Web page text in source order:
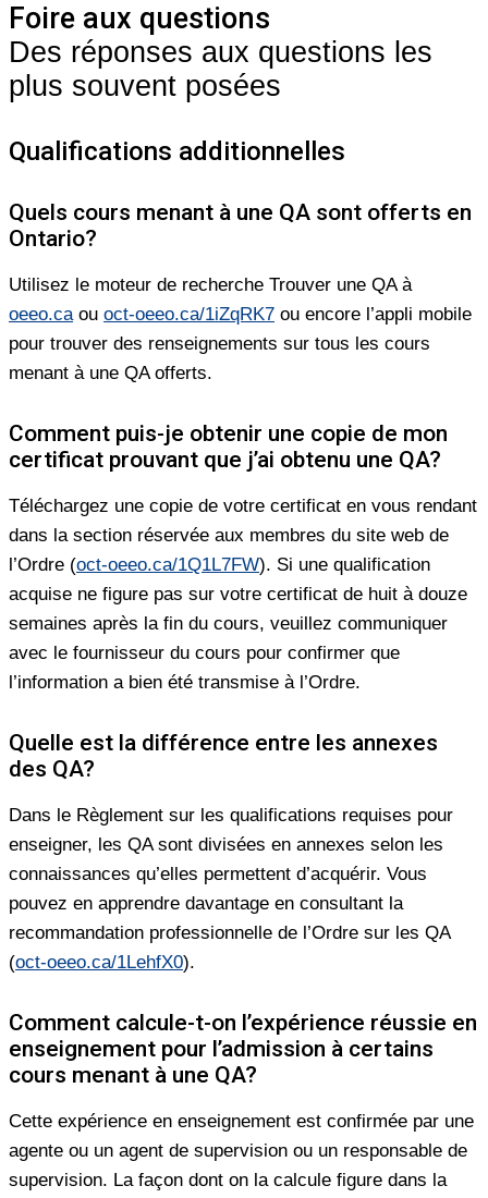
Foire aux questions
Des réponses aux questions les
plus souvent posées
Qualifications additionnelles
Quels cours menant à une QA sont offerts en
Ontario?
Utilisez le moteur de recherche Trouver une QA à
oeeo.caou oct-oeeo.ca/1iZqRK7 ou encore l’appli mobile
pour trouver des renseignements sur tous les cours
menant à une QA offerts.
Comment puis-je obtenir une copie de mon
certificat prouvant que j’ai obtenu une QA?
Téléchargez une copie de votre certificat en vous rendant
dans la section réservée aux membres du site web de
l’Ordre (oct-oeeo.ca/1Q1L7FW). Si une qualification
acquise ne figure pas sur votre certificat de huit à douze
semaines après la fin du cours, veuillez communiquer
avec le fournisseur du cours pour confirmer que
l’information a bien été transmise à l’Ordre.
Quelle est la différence entre les annexes
des QA?
Dans le Règlement sur les qualifications requises pour
enseigner, les QA sont divisées en annexes selon les
connaissances qu’elles permettent d’acquérir. Vous
pouvez en apprendre davantage en consultant la
recommandation professionnelle de l’Ordre sur les QA
(oct-oeeo.ca/1LehfX0).
Comment calcule-t-on l’expérience réussie en
enseignement pour l’admission à certains
cours menant à une QA?
Cette expérience en enseignement est confirmée par une
agente ou un agent de supervision ou un responsable de
supervision. La façon dont on la calcule figure dans la